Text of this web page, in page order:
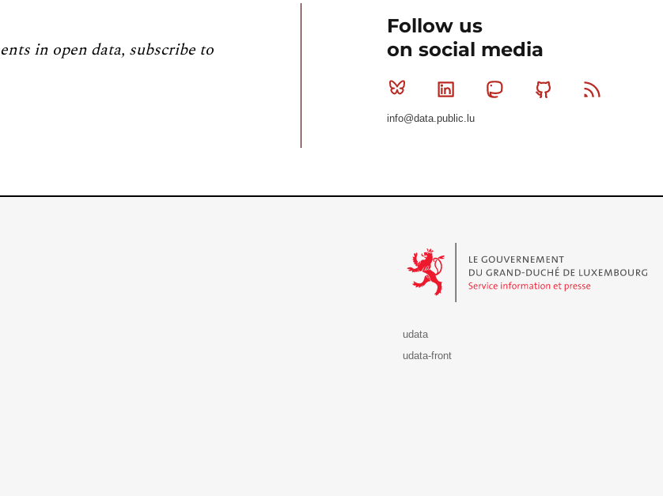
in open data, subscribe to
Follow us
on social media
Bluesky Linkedin MastodonGithub
info@data.public.lu
udata
udata-front